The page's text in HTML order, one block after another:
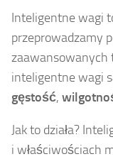
Inteligentne wagi
przeprowadzamy
zaawansowanych
inteligentne wagi
gęstość,
Jak to działa?
i właściwościach